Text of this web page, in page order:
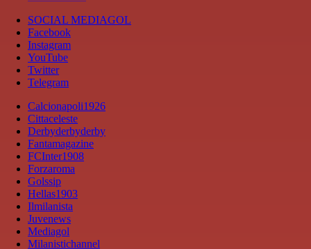
SOCIAL MEDIAGOL
Facebook
Instagram
YouTube
Twitter
Telegram
Calcionapoli1926
Cittaceleste
Derbyderbyderby
Fantamagazine
FCInter1908
Forzaroma
Golssip
Hellas1903
Ilmilanista
Juvenews
Mediagol
Milanistichannel